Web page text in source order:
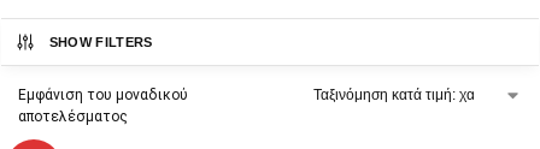
SHOW FILTERS
Εμφάνιση του μοναδικού
αποτελέσματος